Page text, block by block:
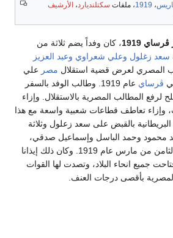
، 1919، ملفات سكتلنديارد، الأرشيف
1919
، كان وفداً يضم ثلاثة من
سعد زغلول وعلي شعراوي وعبد العزيز
المصري لعرض قضية استقلال مصر علي
ڤرساي
عام 1919. وطالب الوفد بالسفر
لرفع المطالب المصرية بالاستقلال. وإزاء
وإزاء تعاطف قطاعات شعبية واسعة مع هذا
بالقبض على سعد زعلول وثلاثة
محمود وحمد الباسل وإسماعيل صدقي،
في الثامن من مارس عام 1919. وكان ذلك إيذانا
جميع انحاء البلاد، وتصدت لها القوات
المصرية بأقصى درجات العنف.